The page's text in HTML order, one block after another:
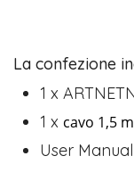
La confezione
1 x
1 x cavo 1,5
User Manual